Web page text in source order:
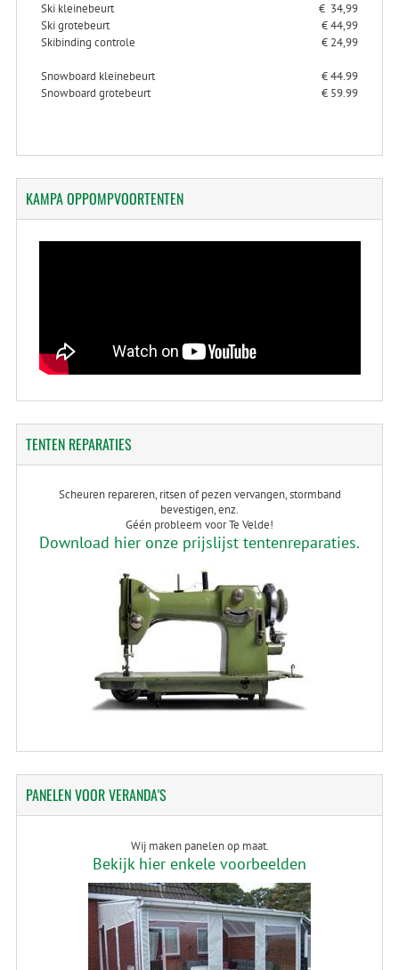
Ski kleinebeurt
€ 34,99
Ski grotebeurt
€ 44,99
Skibinding controle
€ 24,99
Snowboard kleinebeurt
€ 44.99
Snowboard grotebeurt
€ 59.99
KAMPAOPPOMPVOORTENTEN
TENTENREPARATIES
Scheuren repareren, ritsen of pezen vervangen, stormband
bevestigen, enz.
Géén probleem voor Te Velde!
Download hier onze prijslijst tentenreparaties.
PANELENVOOR VERANDA'S
Wij maken panelen op maat.
Bekijk hier enkele voorbeelden